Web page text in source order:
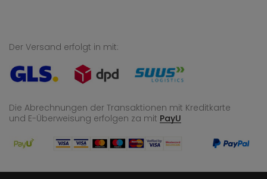
Der Versand erfolgt in mit:
Die Abrechnungen der Transaktionen mit Kreditkarte
und E-Überweisung erfolgen za mit PayU